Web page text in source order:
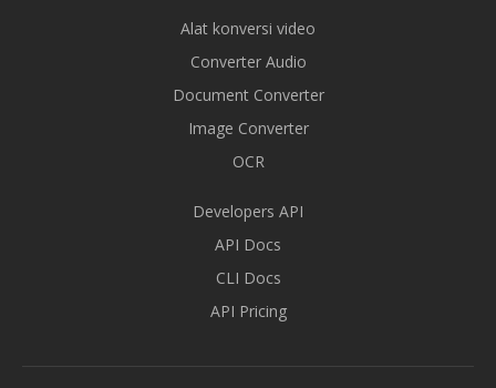
Alat konversi video
Converter Audio
Document Converter
Image Converter
OCR
Developers API
API Docs
CLI Docs
API Pricing